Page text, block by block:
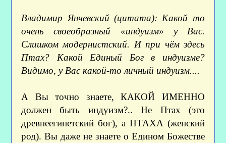
Владимир Янчевский (цитата): Какой то
очень своеобразный «индуизм» у Вас.
Слишком модернистский. И при чём здесь
Птах? Какой Единый Бог в индуизме?
Видимо, у Вас какой-то личный индуизм....
А Вы точно знаете, КАКОЙ ИМЕННО
должен быть индуизм?.. Не Птах (это
древнеегипетский бог), а ПТАХА (женский
род). Вы даже не знаете о Едином Божестве